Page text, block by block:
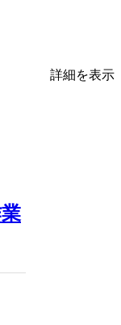
詳細を表示